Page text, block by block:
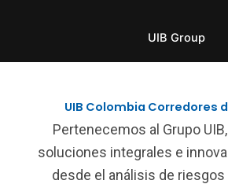
UIB Group
UIB Colombia Corredores
Pertenecemos al Grupo
soluciones integrales e
desde el análisis de riesgos